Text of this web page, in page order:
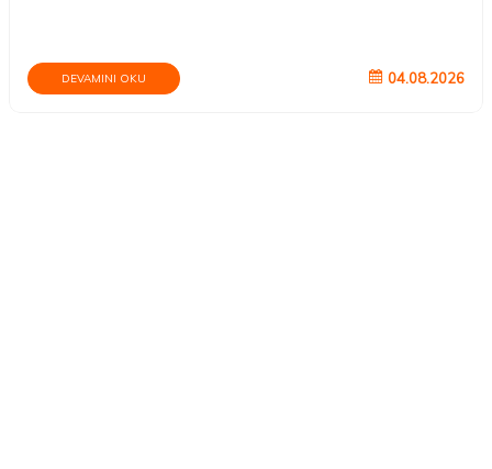
DEVAMINI OKU 04.08.2026